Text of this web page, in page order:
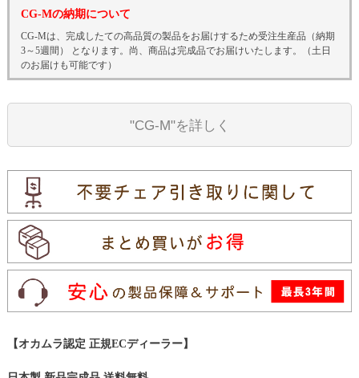
CG-Mの納期について
CG-Mは、完成したての高品質の製品をお届けするため受注生産品（納期
3～5週間） となります。尚、商品は完成品でお届けいたします。（土日
のお届けも可能です）
"CG-M"を詳しく
【オカムラ認定 正規ECディーラー】